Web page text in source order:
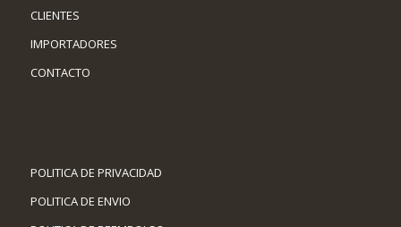
CLIENTES
IMPORTADORES
CONTACTO
POLITICA DE PRIVACIDAD
POLITICA DE ENVIO